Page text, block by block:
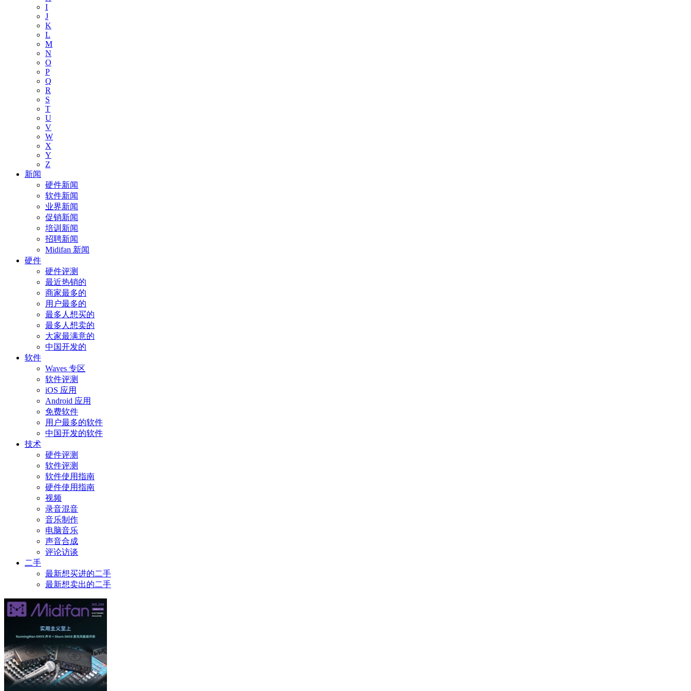
I
J
K
L
M
N
O
P
Q
R
S
T
U
V
W
X
Y
Z
新闻
硬件新闻
软件新闻
业界新闻
促销新闻
培训新闻
招聘新闻
Midifan 新闻
硬件
硬件评测
最近热销的
商家最多的
用户最多的
最多人想买的
最多人想卖的
大家最满意的
中国开发的
软件
Waves 专区
软件评测
iOS 应用
Android 应用
免费软件
用户最多的软件
中国开发的软件
技术
硬件评测
软件评测
软件使用指南
硬件使用指南
视频
录音混音
音乐制作
电脑音乐
声音合成
评论访谈
二手
最新想买进的二手
最新想卖出的二手